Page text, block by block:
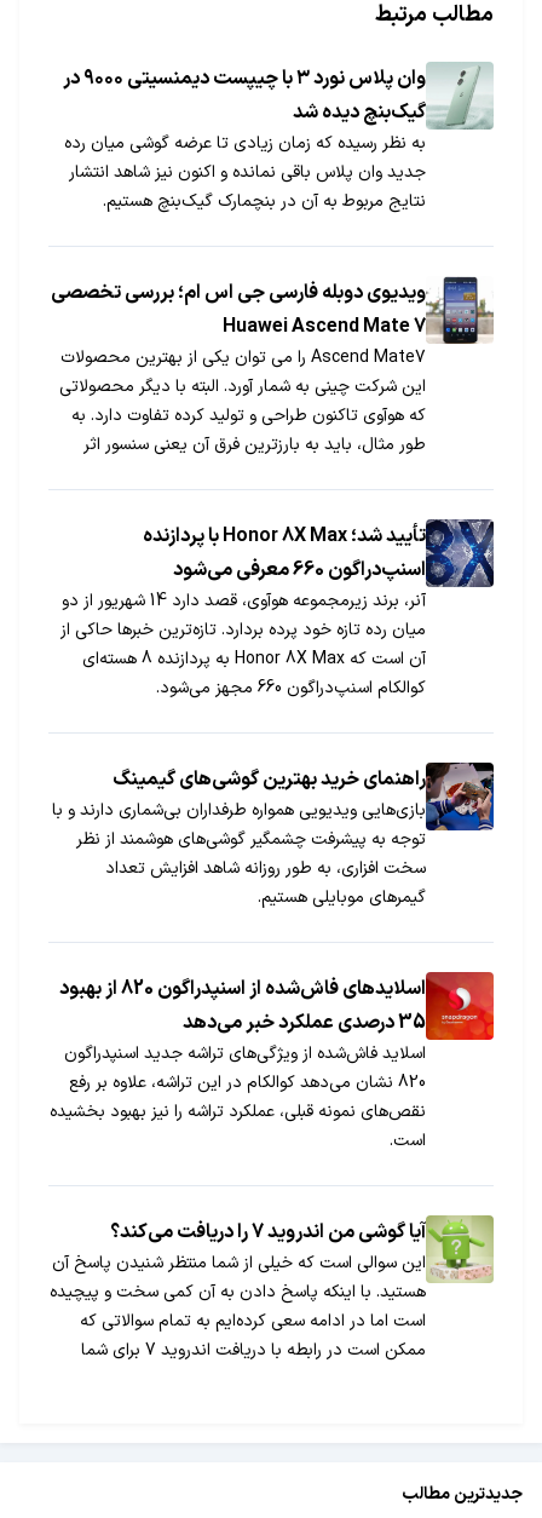
مطالب مرتبط
وان پلاس نورد ۳ با چیپست دیمنسیتی ۹۰۰۰ در
گیک‌بنچ دیده شد
به نظر رسیده که زمان زیادی تا عرضه گوشی میان رده
جدید وان پلاس باقی نمانده و اکنون نیز شاهد انتشار
نتایج مربوط به آن در بنچمارک گیک‌بنچ هستیم.
ویدیوی دوبله فارسی جی اس ام؛ بررسی تخصصی
Huawei Ascend Mate 7
Ascend Mate7 را می‌ توان یکی از بهترین محصولات
این شرکت چینی به‌ شمار آورد. البته با دیگر محصولاتی
که هوآوی تاکنون طراحی و تولید کرده تفاوت دارد. به
طور مثال، باید به بارزترین فرق آن یعنی سنسور اثر
تأیید شد؛ Honor 8X Max با پردازنده
اسنپ‌دراگون 660 معرفی می‌شود
آنر، برند زیرمجموعه هوآوی، قصد دارد 14 شهریور از دو
میان رده تازه خود پرده بردارد. تازه‌ترین خبرها حاکی از
آن است که Honor 8X Max به پردازنده 8 هسته‌ای
کوالکام اسنپ‌دراگون 660 مجهز می‌شود.
راهنمای خرید بهترین گوشی‌های گیمینگ
بازی‌هایی ویدیویی همواره طرفداران بی‌شماری دارند و با
توجه به پیشرفت چشمگیر گوشی‌های هوشمند از نظر
سخت افزاری، به طور روزانه شاهد افزایش تعداد
گیمر‌های موبایلی هستیم.
اسلایدهای فاش‌شده از اسنپدراگون 820 از بهبود
35 درصدی عملکرد خبر می‌دهد
اسلاید فاش‌شده از ویژگی‌های تراشه جدید اسنپدراگون
820 نشان می‌دهد کوالکام در این تراشه، علاوه بر رفع
نقص‌های نمونه قبلی، عملکرد تراشه را نیز بهبود بخشیده
است.
آیا گوشی من اندروید 7 را دریافت می‌کند؟
این سوالی است که خیلی از شما منتظر شنیدن پاسخ آن
هستید. با اینکه پاسخ دادن به آن کمی سخت و پیچیده
است اما در ادامه سعی کرده‌ایم به تمام سوالاتی که
ممکن است در رابطه با دریافت اندروید 7 برای شما
جدیدترین مطالب